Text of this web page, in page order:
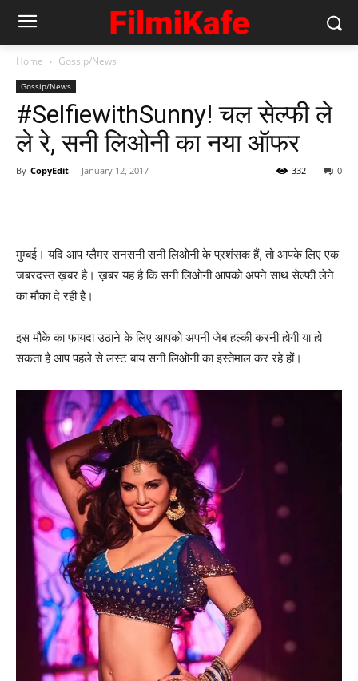
Home Gossip/News
Gossip/News
#SelfiewithSunny! चल सेल्‍फी ले
ले रे, सनी लिओनी का नया ऑफर
By CopyEdit - January 12, 2017 0
332
मुम्‍बई। यदि आप ग्‍लैमर सनसनी सनी लिओनी के प्रशंसक हैं, तो आपके लिए एक
जबरदस्‍त ख़बर है। ख़बर यह है कि सनी लिओनी आपको अपने साथ सेल्‍फी लेने
का मौका दे रही है।
इस मौके का फायदा उठाने के लिए आपको अपनी जेब हल्‍की करनी होगी या हो
सकता है आप पहले से लस्‍ट बाय सनी लिओनी का इस्‍तेमाल कर रहे हों।